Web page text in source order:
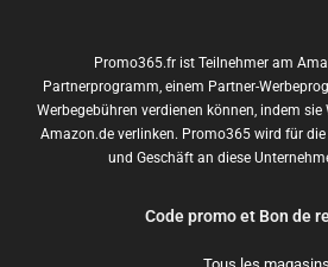
Promo365.fr ist Teilnehmer am
Partnerprogramm, einem Partner-
Werbegebühren verdienen können, indem
Amazon.de verlinken. Promo365 wird für
und Geschäft an diese
Code promo et Bon de